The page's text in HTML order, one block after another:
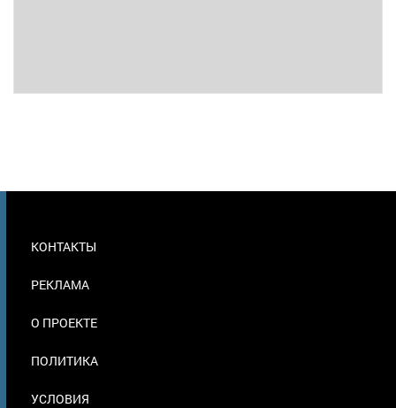
В
КОНТАКТЫ
РЕКЛАМА
О ПРОЕКТЕ
ПОЛИТИКА
УСЛОВИЯ